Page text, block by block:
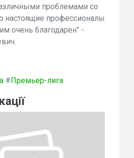
проблемами со
настоящие профессионалы
очень благодарен" -
#Премьер-лига